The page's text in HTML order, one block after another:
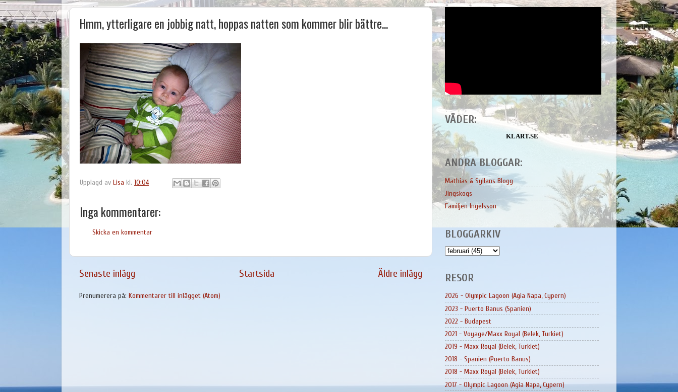
Hmm, ytterligare en jobbig natt, hoppas natten som kommer blir bättre...
Upplagd av Lisa kl. 10:04
Inga kommentarer:
Skicka en kommentar
Senaste inlägg Äldre inlägg
Startsida
Prenumerera på: Kommentarer till inlägget (Atom)
VÄDER:
KLART.SE
ANDRA BLOGGAR:
Mathias & Syllans Blogg
Jingskogs
Familjen Ingelsson
BLOGGARKIV
RESOR
2026 - Olympic Lagoon (Agia Napa, Cypern)
2023 - Puerto Banus (Spanien)
2022 - Budapest
2021 - Voyage/Maxx Royal (Belek, Turkiet)
2019 - Maxx Royal (Belek, Turkiet)
2018 - Spanien (Puerto Banus)
2018 - Maxx Royal (Belek, Turkiet)
2017 - Olympic Lagoon (Agia Napa, Cypern)